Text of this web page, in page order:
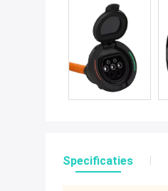
Specificaties